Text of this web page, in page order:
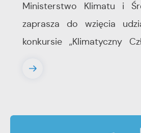
Ministerstwo Klimatu i
zaprasza do wzięcia
konkursie ,,Klimatyczny